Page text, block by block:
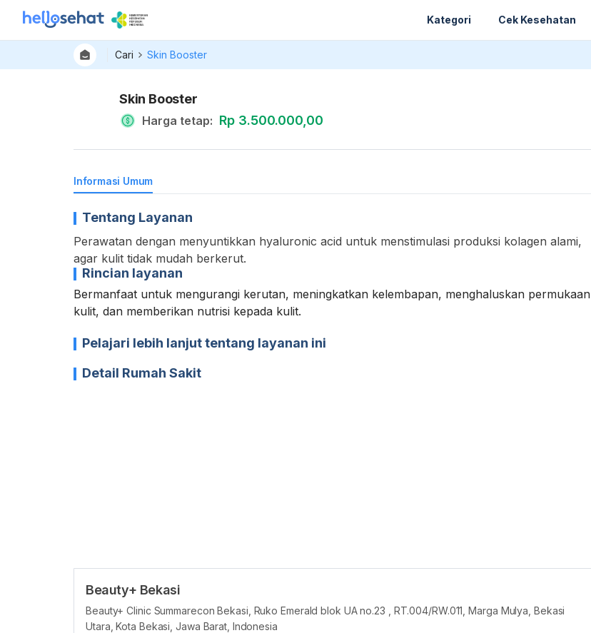
Kategori Cek Kesehatan
Cari Skin Booster
Skin Booster
Harga tetap: Rp 3.500.000,00
Informasi Umum
Tentang Layanan
Perawatan dengan menyuntikkan hyaluronic acid untuk menstimulasi produksi kolagen alami,
agar kulit tidak mudah berkerut.
Rincian layanan
Bermanfaat untuk mengurangi kerutan, meningkatkan kelembapan, menghaluskan permukaan
kulit, dan memberikan nutrisi kepada kulit.
Pelajari lebih lanjut tentang layanan ini
Detail Rumah Sakit
Beauty+ Bekasi
Beauty+ Clinic Summarecon Bekasi, Ruko Emerald blok UA no.23 , RT.004/RW.011, Marga Mulya, Bekasi
Utara, Kota Bekasi, Jawa Barat, Indonesia